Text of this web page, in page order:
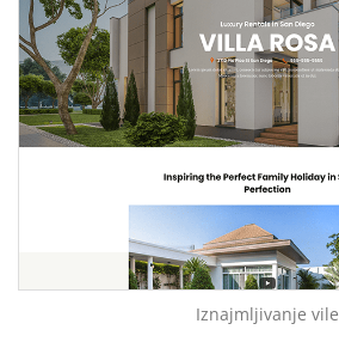
Iznajmljivanje vile